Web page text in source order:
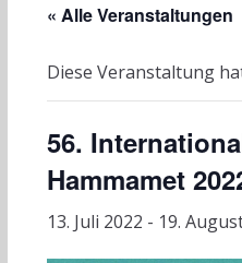
« Alle Veranstaltungen
Diese Veranstaltung
56.
Hammamet
13. Juli 2022 - 19.